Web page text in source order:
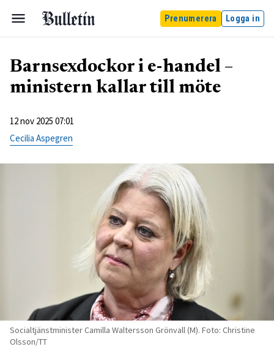
Prenumerera Logga in
Barnsexdockor i e-handel –
ministern kallar till möte
12 nov 2025 07:01
Cecilia Aspegren
Socialtjänstminister Camilla Waltersson Grönvall (M). Foto: Christine
Olsson/TT